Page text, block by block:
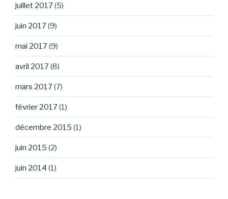
juillet 2017(5)
juin 2017(9)
mai 2017(9)
avril 2017(8)
mars 2017(7)
février 2017(1)
décembre 2015 (1)
juin 2015 (2)
juin 2014 (1)